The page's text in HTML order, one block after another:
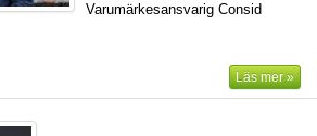
Varumärkesansvarig Consid
Läs mer »